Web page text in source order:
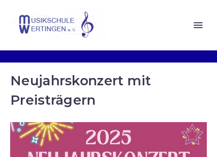
Neujahrskonzert mit
Preisträgern